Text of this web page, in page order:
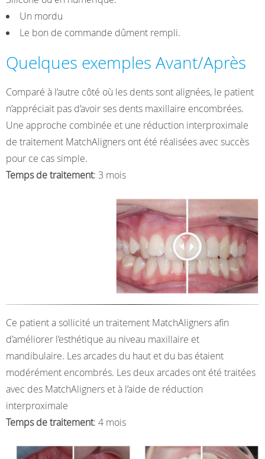
Un mordu
Le bon de commande dûment rempli.
Quelques exemples Avant/Après
Comparé à l’autre côté où les dents sont alignées, le patient
n’appréciait pas d’avoir ses dents maxillaire encombrées.
Une approche combinée et une réduction interproximale
de traitement MatchAligners ont été réalisées avec succès
pour ce cas simple.
Temps de traitement: 3 mois
Ce patient a sollicité un traitement MatchAligners afin
d’améliorer l’esthétique au niveau maxillaire et
mandibulaire. Les arcades du haut et du bas étaient
modérément encombrés. Les deux arcades ont été traitées
avec des MatchAligners et à l’aide de réduction
interproximale
Temps de traitement: 4 mois